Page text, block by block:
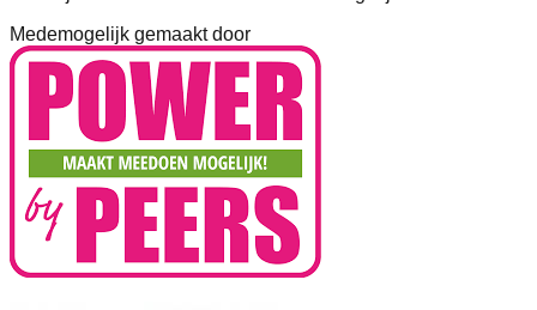
Medemogelijk gemaakt door